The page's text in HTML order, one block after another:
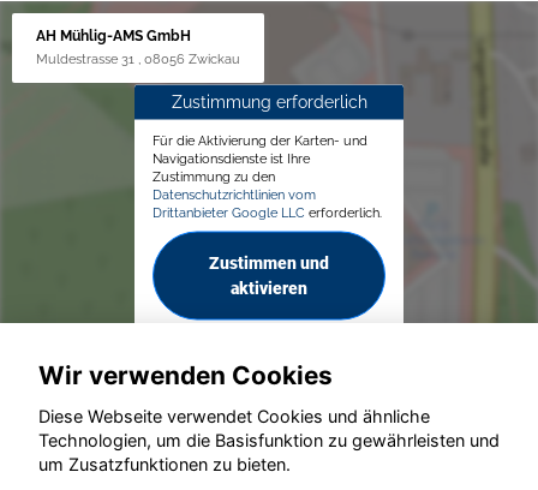
AH Mühlig-AMS GmbH
Muldestrasse 31 , 08056 Zwickau
Zustimmung erforderlich
Für die Aktivierung der Karten- und
Navigationsdienste ist Ihre
Zustimmung zu den
Datenschutzrichtlinien vom
Drittanbieter Google LLC erforderlich.
Zustimmen und
aktivieren
© konjunkturmotor.de GmbH 2020 - 2026
Wir verwenden Cookies
Diese Webseite verwendet Cookies und ähnliche
Technologien, um die Basisfunktion zu gewährleisten und
um Zusatzfunktionen zu bieten.